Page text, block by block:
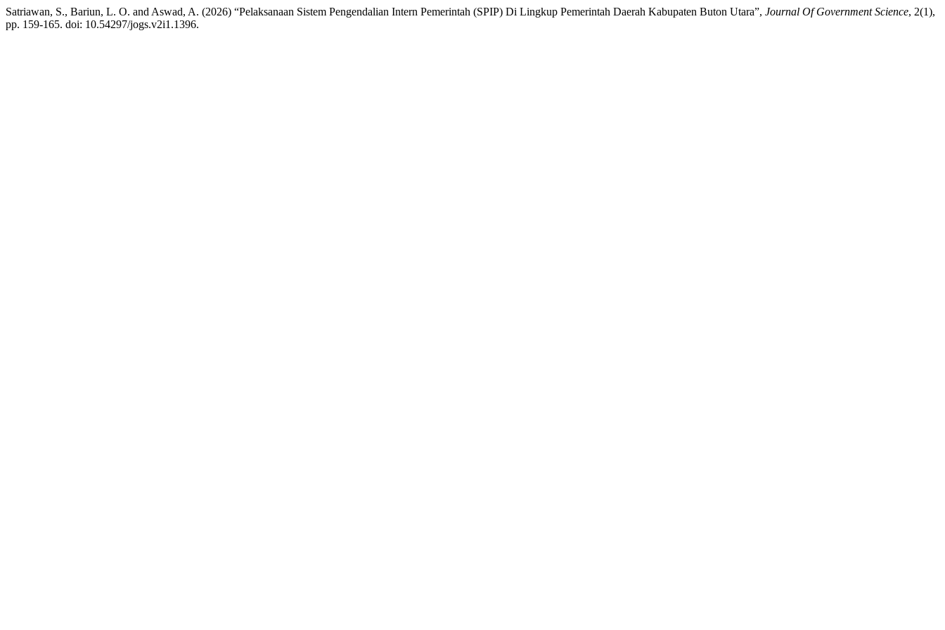
Satriawan, S., Bariun, L. O. and Aswad, A. (2026) “Pelaksanaan Sistem Pengendalian Intern Pemerintah (SPIP) Di Lingkup Pemerintah Daerah Kabupaten Buton Utara”, Journal Of Government Science, 2(1),
pp. 159-165. doi: 10.54297/jogs.v2i1.1396.